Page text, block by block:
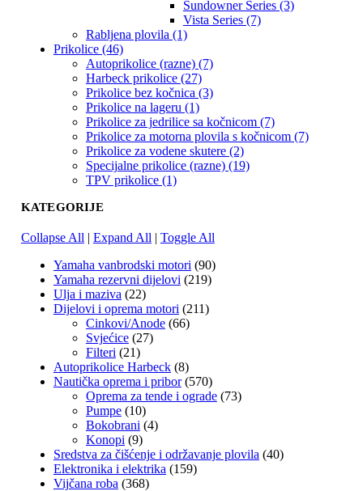
Sundowner Series (3)
Vista Series (7)
Rabljena plovila (1)
Prikolice (46)
Autoprikolice (razne) (7)
Harbeck prikolice (27)
Prikolice bez kočnica (3)
Prikolice na lageru (1)
Prikolice za jedrilice sa kočnicom (7)
Prikolice za motorna plovila s kočnicom (7)
Prikolice za vodene skutere (2)
Specijalne prikolice (razne) (19)
TPV prikolice (1)
KATEGORIJE
Collapse All | Expand All | Toggle All
Yamaha vanbrodski motori (90)
Yamaha rezervni dijelovi (219)
Ulja i maziva (22)
Dijelovi i oprema motori (211)
Cinkovi/Anode (66)
Svjećice (27)
Filteri (21)
Autoprikolice Harbeck (8)
Nautička oprema i pribor (570)
Oprema za tende i ograde (73)
Pumpe (10)
Bokobrani (4)
Konopi (9)
Sredstva za čišćenje i održavanje plovila (40)
Elektronika i elektrika (159)
Vijčana roba (368)